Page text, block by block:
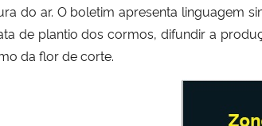
do ar. O boletim apresenta linguagem
de plantio dos cormos, difundir a
da flor de corte.